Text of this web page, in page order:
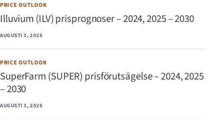
PRICE OUTLOOK
Illuvium (ILV) prisprognoser – 2024, 2025 – 2030
AUGUSTI 3, 2026
PRICE OUTLOOK
SuperFarm (SUPER) prisförutsägelse – 2024, 2025
– 2030
AUGUSTI 3, 2026